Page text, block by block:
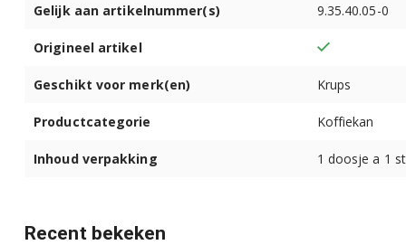
F1307638 (A)
F1307699 (A)
Gelijk aan artikelnummer(s) 9.35.40.05-0
Origineel artikel
Geschikt voor merk(en) Krups
Productcategorie Koffiekan
Inhoud verpakking 1 doosje a 1
Recent bekeken